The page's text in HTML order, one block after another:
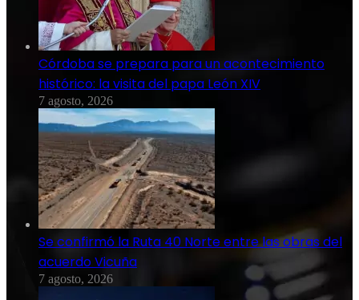
Córdoba se prepara para un acontecimiento
histórico: la visita del papa León XIV
7 agosto, 2026
Se confirmó la Ruta 40 Norte entre las obras del
acuerdo Vicuña
7 agosto, 2026